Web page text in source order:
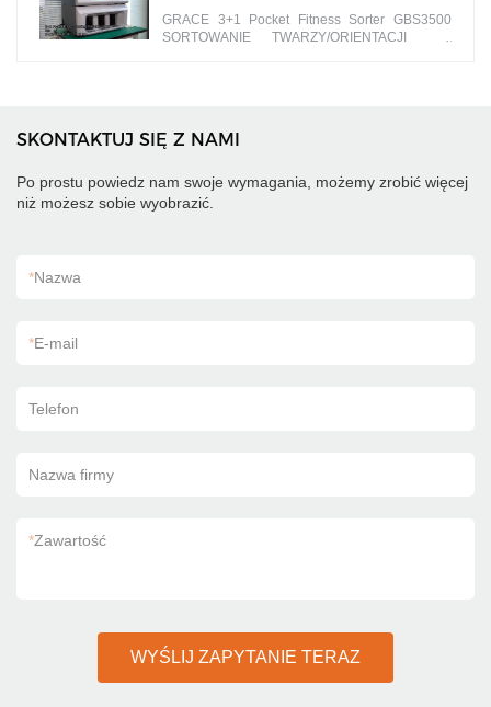
GRACE 3+1 Pocket Fitness Sorter GBS3500
SORTOWANIE TWARZY/ORIENTACJI
SKONTAKTUJ SIĘ Z NAMI
Po prostu powiedz nam swoje wymagania, możemy zrobić więcej
niż możesz sobie wyobrazić.
*Nazwa
*E-mail
Telefon
Nazwa firmy
*Zawartość
WYŚLIJ ZAPYTANIE TERAZ